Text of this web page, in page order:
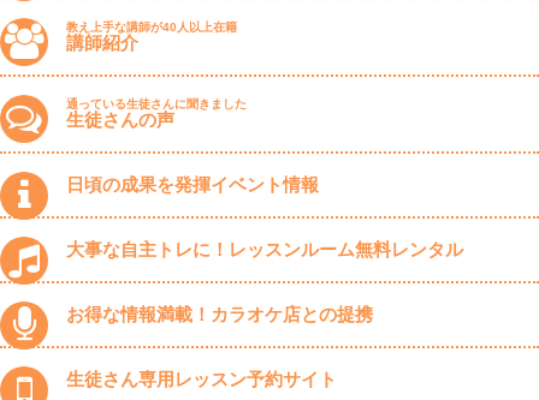
教え上手な講師が40人以上在籍
講師紹介
通っている生徒さんに聞きました
生徒さんの声
日頃の成果を発揮イベント情報
大事な自主トレに！レッスンルーム無料レンタル
お得な情報満載！カラオケ店との提携
生徒さん専用レッスン予約サイト